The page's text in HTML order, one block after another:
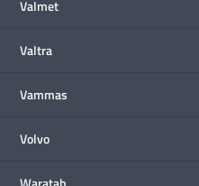
Valmet
Valtra
Vammas
Volvo